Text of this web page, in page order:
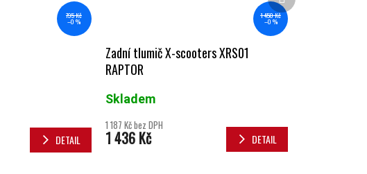
795 Kč
–0 %
DETAIL
1 450 Kč
–0 %
Zadní tlumič X-scooters XRS01
RAPTOR
Skladem
1 187 Kč bez DPH
1 436 Kč DETAIL